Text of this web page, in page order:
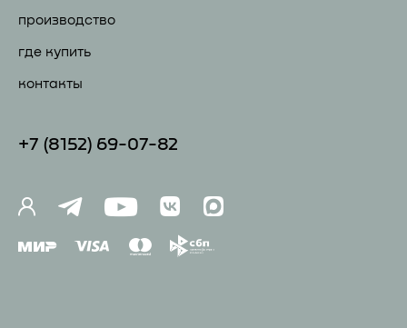
производство
где купить
контакты
+7 (81 52) 69-07-82